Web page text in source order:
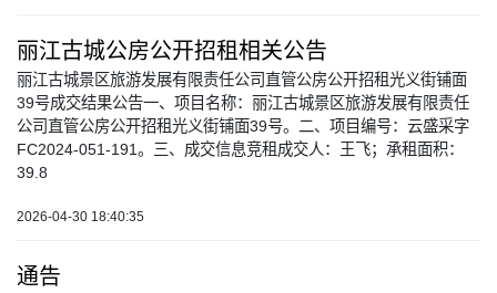
丽江古城公房公开招租相关公告
丽江古城景区旅游发展有限责任公司直管公房公开招租光义街铺面
39号成交结果公告一、项目名称：丽江古城景区旅游发展有限责任
公司直管公房公开招租光义街铺面39号。二、项目编号：云盛采字
FC2024-051-191。三、成交信息竞租成交人：王飞；承租面积：
39.8
2026-04-30 18:40:35
通告